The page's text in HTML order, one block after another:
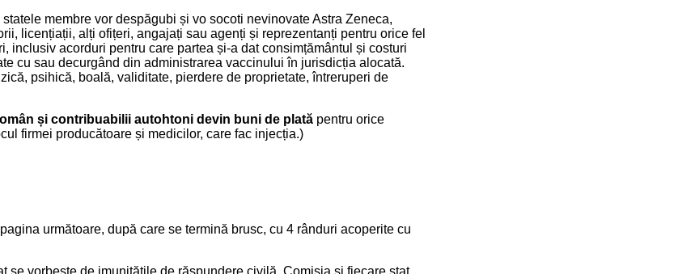
membre vor despăgubi și vo socoti nevinovate Astra Zeneca,
licențiații, alți ofițeri, angajați sau agenți și reprezentanți pentru orice fel
inclusiv acorduri pentru care partea și-a dat consimțământul și costuri
cu sau decurgând din administrarea vaccinului în jurisdicția alocată.
psihică, boală, validitate, pierdere de proprietate, întreruperi de
și contribuabilii autohtoni devin buni de plată pentru orice
firmei producătoare și medicilor, care fac injecția.)
următoare, după care se termină brusc, cu 4 rânduri acoperite cu